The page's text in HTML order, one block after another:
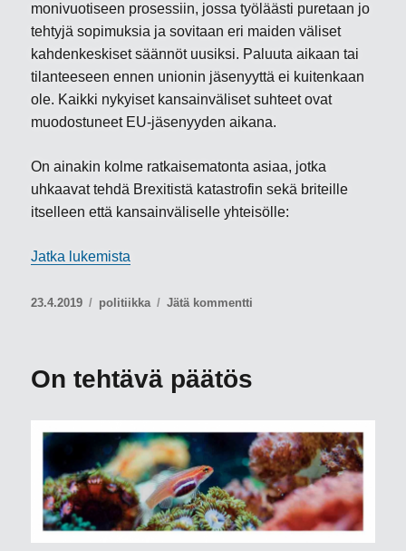
monivuotiseen prosessiin, jossa työläästi puretaan jo
tehtyjä sopimuksia ja sovitaan eri maiden väliset
kahdenkeskiset säännöt uusiksi. Paluuta aikaan tai
tilanteeseen ennen unionin jäsenyyttä ei kuitenkaan
ole. Kaikki nykyiset kansainväliset suhteet ovat
muodostuneet EU-jäsenyyden aikana.
On ainakin kolme ratkaisematonta asiaa, jotka
uhkaavat tehdä Brexitistä katastrofin sekä briteille
itselleen että kansainväliselle yhteisölle:
Jatka lukemista
Julkaistu
23.4.2019 Kategoriat
politiikka Jätä kommentti
On tehtävä päätös